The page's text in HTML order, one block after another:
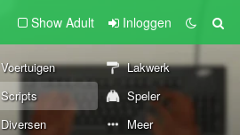
Show Adult Inloggen
Voertuigen
Lakwerk
Scripts
Speler
Diversen Meer